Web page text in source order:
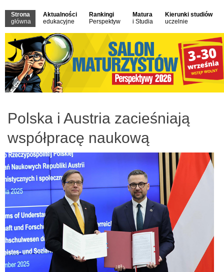
Strona
główna
Aktualności
edukacyjne
Rankingi
Perspektyw
Matura
i Studia
Kierunki studiów
uczelnie
Polska i Austria zacieśniają
współpracę naukową